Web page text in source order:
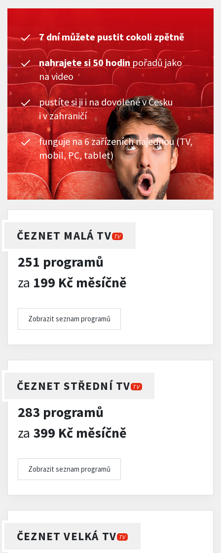
7 dní můžete pustit cokoli zpětně
nahrajete si 50 hodin pořadů jako
na video
pustíte si ji i na dovolené v Česku
i v zahraničí
funguje na 6 zařízeních najednou (TV,
mobil, PC, tablet)
ČEZNET MALÁ TV TV
251 programů
za 199 Kč měsíčně
Zobrazit seznam programů
ČEZNET STŘEDNÍ TV TV
283 programů
za 399 Kč měsíčně
Zobrazit seznam programů
ČEZNET VELKÁ TV TV